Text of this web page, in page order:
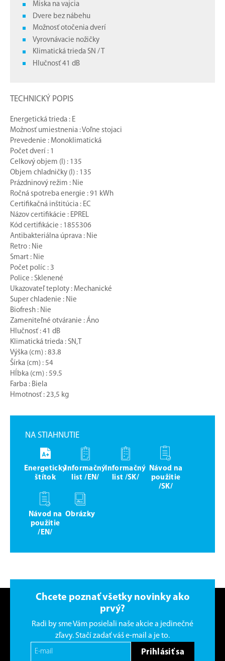
Miska na vajcia
Dvere bez nábehu
Možnosť otočenia dverí
Vyrovnávacie nožičky
Klimatická trieda SN / T
Hlučnosť 41 dB
TECHNICKÝ POPIS
Energetická trieda : E
Možnosť umiestnenia : Voľne stojaci
Prevedenie : Monoklimatická
Počet dverí : 1
Celkový objem (l) : 135
Objem chladničky (l) : 135
Prázdninový režim : Nie
Ročná spotreba energie : 91 kWh
Certifikačná inštitúcia : EC
Názov certifikácie : EPREL
Kód certifikácie : 1855306
Antibakteriálna úprava : Nie
Retro : Nie
Smart : Nie
Počet políc : 3
Police : Sklenené
Ukazovateľ teploty : Mechanické
Super chladenie : Nie
Biofresh : Nie
Zameniteľné otváranie : Áno
Hlučnosť : 41 dB
Klimatická trieda : SN,T
Výška (cm) : 83.8
Šírka (cm) : 54
Hĺbka (cm) : 59.5
Farba : Biela
Hmotnosť : 23,5 kg
NA STIAHNUTIE
Energetický
štítok
Informačný
list /EN/
Informačný
list /SK/
Návod na
použitie
/SK/
Návod na
použitie
/EN/
Obrázky
Chcete poznať všetky novinky ako
prvý?
Radi by sme Vám posielali naše akcie a jedinečné
zľavy. Stačí zadať váš e-mail a je to.
Prihlásiť sa